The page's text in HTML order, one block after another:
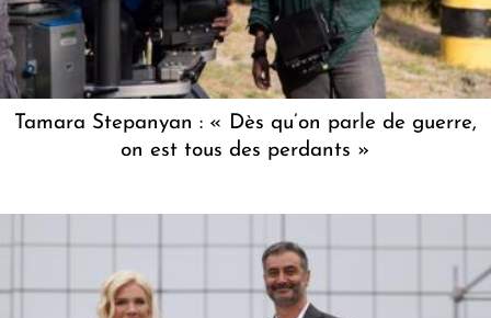
Tamara Stepanyan : « Dès qu’on parle de guerre,
on est tous des perdants »